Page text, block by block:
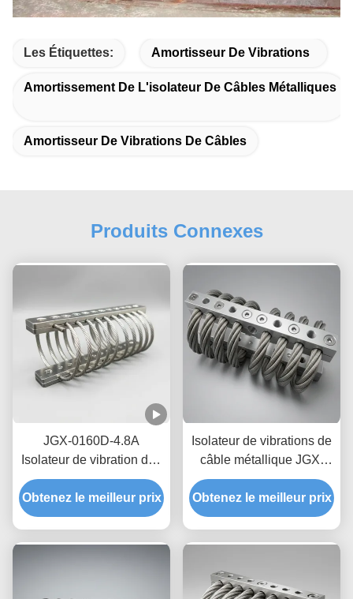
Les Étiquettes: Amortisseur De Vibrations
Amortissement De L'isolateur De Câbles Métalliques
Amortisseur De Vibrations De Câbles
Produits Connexes
JGX-0160D-4.8A
Isolateur de vibration des
câbles maritimes en mer,
montage de choc en acier
inoxydable sans
Obtenez le meilleur prix
Isolateur de vibrations de
câble métallique JGX-
1598D-428B,
amortissement par friction
sans huile, sans fluage,
Obtenez le meilleur prix